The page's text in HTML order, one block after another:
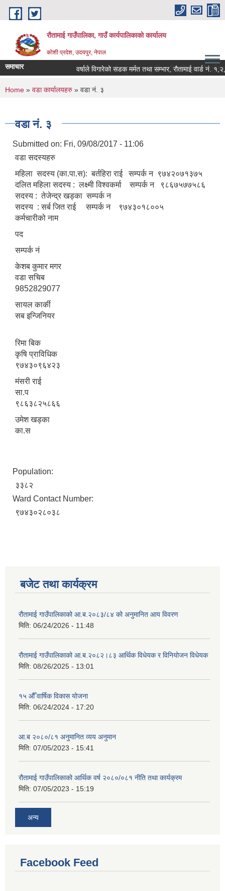
Skip to main content
रौतामाई गाउँपालिका, गाउँ कार्यपालिकाको कार्यालय
कोशी प्रदेश, उदयपुर, नेपाल
हाम्रो अभियान सबै सुखी र खुसी रहौं यहि हाम्रो पहिचान"
समाचार वर्षाले विगारेको सडक मर्मत तथा सम्भार, रौतामाई वार्ड नं.
You are here
Home » वडा कार्यालयहरु » वडा नं. ३
वडा नं. ३
Submitted on: Fri, 09/08/2017 - 11:06
वडा सदस्यहरु
महिला सदस्य (का.पा.स): बर्तहिरा राई सम्पर्क न ९७४२०७१३७५
दलित महिला सदस्य : लक्ष्मी विश्वकर्मा सम्पर्क न ९८६७५७७५८६
सदस्य : तेजेन्द्र खड्का सम्पर्क न
सदस्य : सर्ब जित राई सम्पर्क न ९७४३०१८००५
कर्मचारीको नाम
पद
सम्पर्क नं
केशब कुमार मगर
वडा सचिब
9852829077
सायल कार्की
सब इन्जिनियर
रिमा बिक
कृषि प्राविधिक
९७४३०९६४२३
मंसरी राई
सा.प
९८६३८२५८६६
उमेश खड्का
का.स
Population:
३३८२
Ward Contact Number:
९७४३०२८०३८
बजेट तथा कार्यक्रम
रौतामाई गाउँपालिकाको आ.ब.२०८३/८४ को अनुमानित आय विवरण
मिति: 06/24/2026 - 11:48
रौतामाई गाउँपालिकाको आ.ब.२०८२।८३ आर्थिक विधेयक र विनियोजन विधेयक
मिति: 08/26/2025 - 13:01
१५ औँ वार्षिक विकास योजना
मिति: 06/24/2024 - 17:20
आ.ब २०८०/८१ अनुमानित व्यय अनुमान
मिति: 07/05/2023 - 15:41
रौतामाई गाउँपालिकाको आर्थिक वर्ष २०८०/०८१ नीति तथा कार्यक्रम
मिति: 07/05/2023 - 15:19
अन्य
Facebook Feed